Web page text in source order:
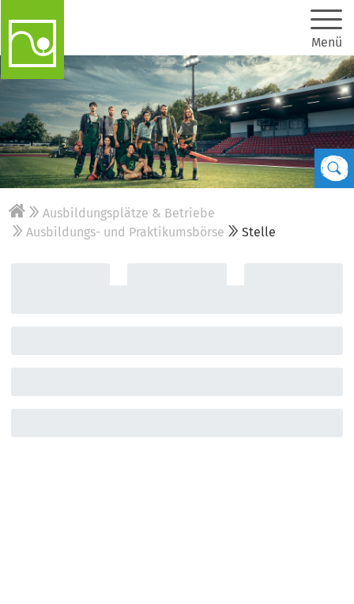
Menü
Ausbildungsplätze & Betriebe
Ausbildungs- und Praktikumsbörse
Stelle